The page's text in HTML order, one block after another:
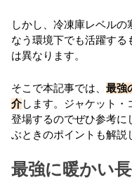
しかし、冷凍庫レベル
なう環境下でも活躍する
は異なります。
そこで本記事では、 最強
介します。ジャケット・
登場するのでぜひ参考に
ぶときのポイントも解説
最強に暖かい